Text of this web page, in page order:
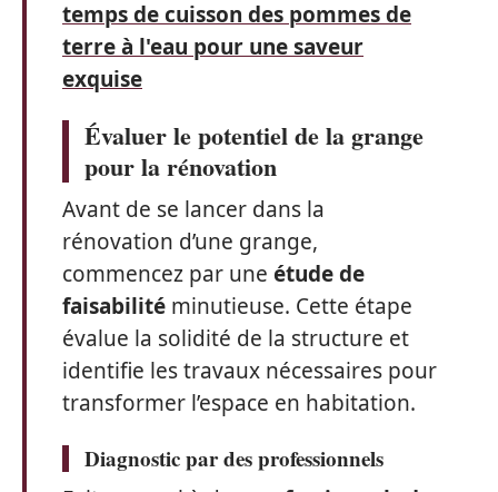
temps de cuisson des pommes de
terre à l'eau pour une saveur
exquise
Évaluer le potentiel de la grange
pour la rénovation
Avant de se lancer dans la
rénovation d’une grange,
commencez par une étude de
faisabilité minutieuse. Cette étape
évalue la solidité de la structure et
identifie les travaux nécessaires pour
transformer l’espace en habitation.
Diagnostic par des professionnels